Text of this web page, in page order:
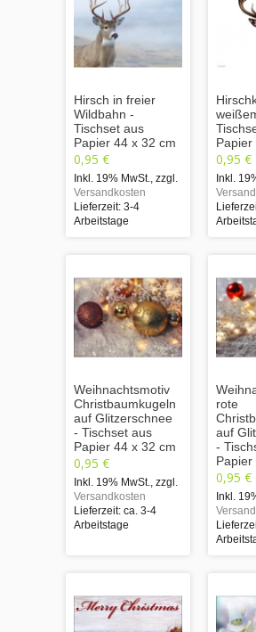
Hirsch in freier
Wildbahn -
Tischset aus
Papier 44 x 32 cm
0,95 €
Inkl. 19% MwSt. zzgl.
Versandkosten
Lieferzeit: 3-4
Arbeitstage
Papier
0,95 €
Inkl.
Weihnachtsmotiv
Christbaumkugeln
auf Glitzerschnee
- Tischset aus
Papier 44 x 32 cm
0,95 €
Inkl. 19% MwSt. zzgl.
Versandkosten
Lieferzeit: ca. 3-4
Arbeitstage
rote
auf
-
Papier
0,95 €
Inkl.